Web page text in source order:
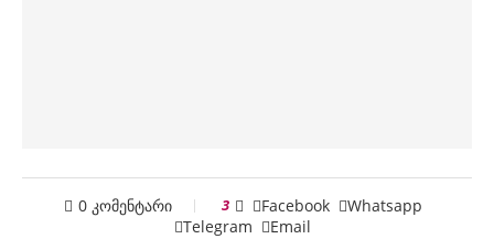
0 კომენტარი 3 Facebook
Whatsapp
Telegram
Email